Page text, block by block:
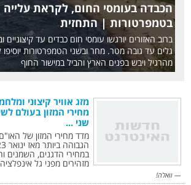
הכבדה בעומסי החום, לקראת עלייה
בטמפרטורות | התחזית‎
ברוב האזורים יורגשו עומסי חום כבדים עד קיצוניים
גלים עד גובה מטר. מחר ובשני הטמפרטורות
מהרגיל ויבש בפנים הארץ והביל במישור החוף
מזג אוויר קיצוני
מחירי המזון בעולם
שני ...‎
מדד מחירי המזון של
במחירי הדגנים, השמנים
מזהירים מפני גל
שיבושים באספקה ומזג אוויר וואלה!